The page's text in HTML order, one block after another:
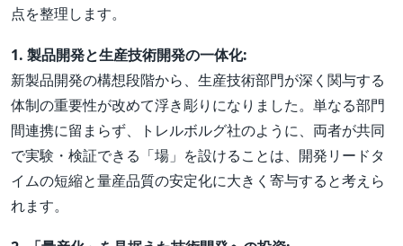
点を整理します。
1. 製品開発と生産技術開発の一体化:
新製品開発の構想段階から、生産技術部門が深く関与する
体制の重要性が改めて浮き彫りになりました。単なる部門
間連携に留まらず、トレルボルグ社のように、両者が共同
で実験・検証できる「場」を設けることは、開発リードタ
イムの短縮と量産品質の安定化に大きく寄与すると考えら
れます。